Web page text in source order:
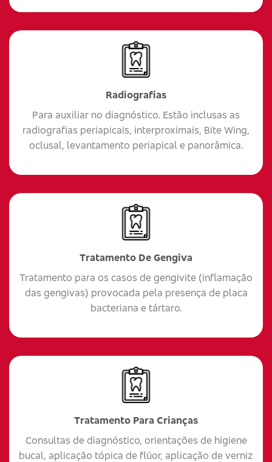
Radiografias
Para auxiliar no diagnóstico. Estão inclusas as
radiografias periapicais, interproximais, Bite Wing,
oclusal, levantamento periapical e panorâmica.
Tratamento De Gengiva
Tratamento para os casos de gengivite (inflamação
das gengivas) provocada pela presença de placa
bacteriana e tártaro.
Tratamento Para Crianças
Consultas de diagnóstico, orientações de higiene
bucal, aplicação tópica de flúor, aplicação de verniz